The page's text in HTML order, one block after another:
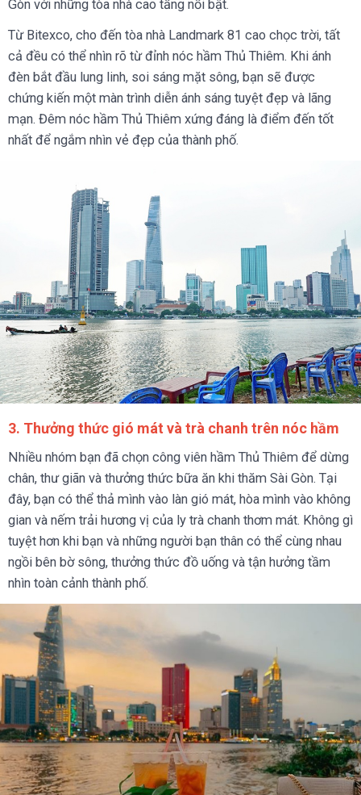
Gòn với những tòa nhà cao tầng nổi bật.
Từ Bitexco, cho đến tòa nhà Landmark 81 cao chọc trời, tất
cả đều có thể nhìn rõ từ đỉnh nóc hầm Thủ Thiêm. Khi ánh
đèn bắt đầu lung linh, soi sáng mặt sông, bạn sẽ được
chứng kiến một màn trình diễn ánh sáng tuyệt đẹp và lãng
mạn. Đêm nóc hầm Thủ Thiêm xứng đáng là điểm đến tốt
nhất để ngắm nhìn vẻ đẹp của thành phố.
3. Thưởng thức gió mát và trà chanh trên nóc hầm
Nhiều nhóm bạn đã chọn công viên hầm Thủ Thiêm để dừng
chân, thư giãn và thưởng thức bữa ăn khi thăm Sài Gòn. Tại
đây, bạn có thể thả mình vào làn gió mát, hòa mình vào không
gian và nếm trải hương vị của ly trà chanh thơm mát. Không gì
tuyệt hơn khi bạn và những người bạn thân có thể cùng nhau
ngồi bên bờ sông, thưởng thức đồ uống và tận hưởng tầm
nhìn toàn cảnh thành phố.